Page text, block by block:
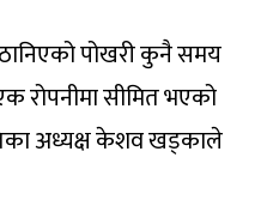
ठानिएको पोखरी कुनै समय
रोपनीमा सीमित भएको
अध्यक्ष केशव खड्काले